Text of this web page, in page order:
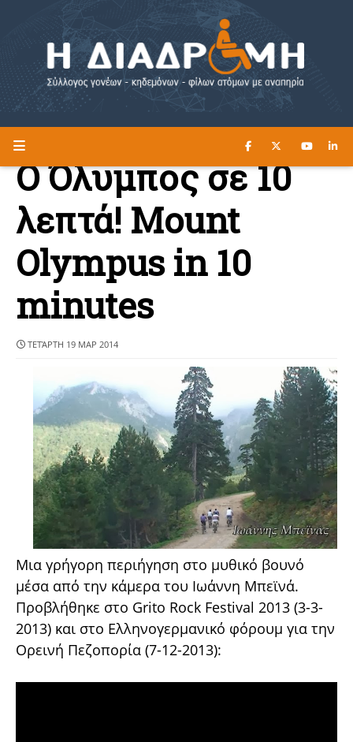
Η ΔΙΑΔΡΟΜΗ ΔΙΑΒΑΣΤΕ ΕΔΩ ►
Ο Όλυμπος σε 10
λεπτά! Mount
Olympus in 10
minutes
ΤΕΤΆΡΤΗ 19 ΜΑΡ 2014
Μια γρήγορη περιήγηση στο μυθικό βουνό
μέσα από την κάμερα του Ιωάννη Μπεϊνά.
Προβλήθηκε στο Grito Rock Festival 2013 (3-3-
2013) και στο Ελληνογερμανικό φόρουμ για την
Ορεινή Πεζοπορία (7-12-2013):